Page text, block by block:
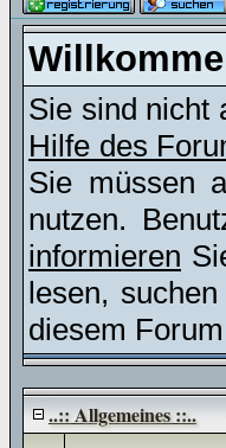
Sie sind nicht
Hilfe des
Sie müssen
nutzen.
informieren
lesen,
diesem
..:: Allgemeines ::..